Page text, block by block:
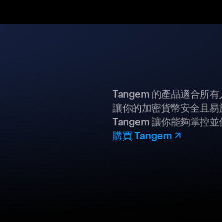
Tangem 的產品適合所
讓你的加密貨幣安全且
Tangem 讓你能夠掌控
購買 Tangem